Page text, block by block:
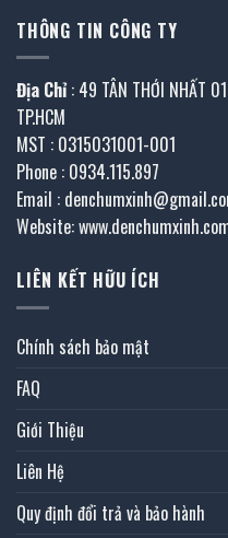
THÔNG TIN CÔNG TY
Địa Chỉ : 49 TÂN THỚI NHẤT
TP.HCM
MST : 0315031001-001
Phone : 0934.115.897
Email :
Website:
LIÊN KẾT HỮU ÍCH
Chính sách bảo mật
FAQ
Giới Thiệu
Liên Hệ
Quy định đổi trả và bảo hành